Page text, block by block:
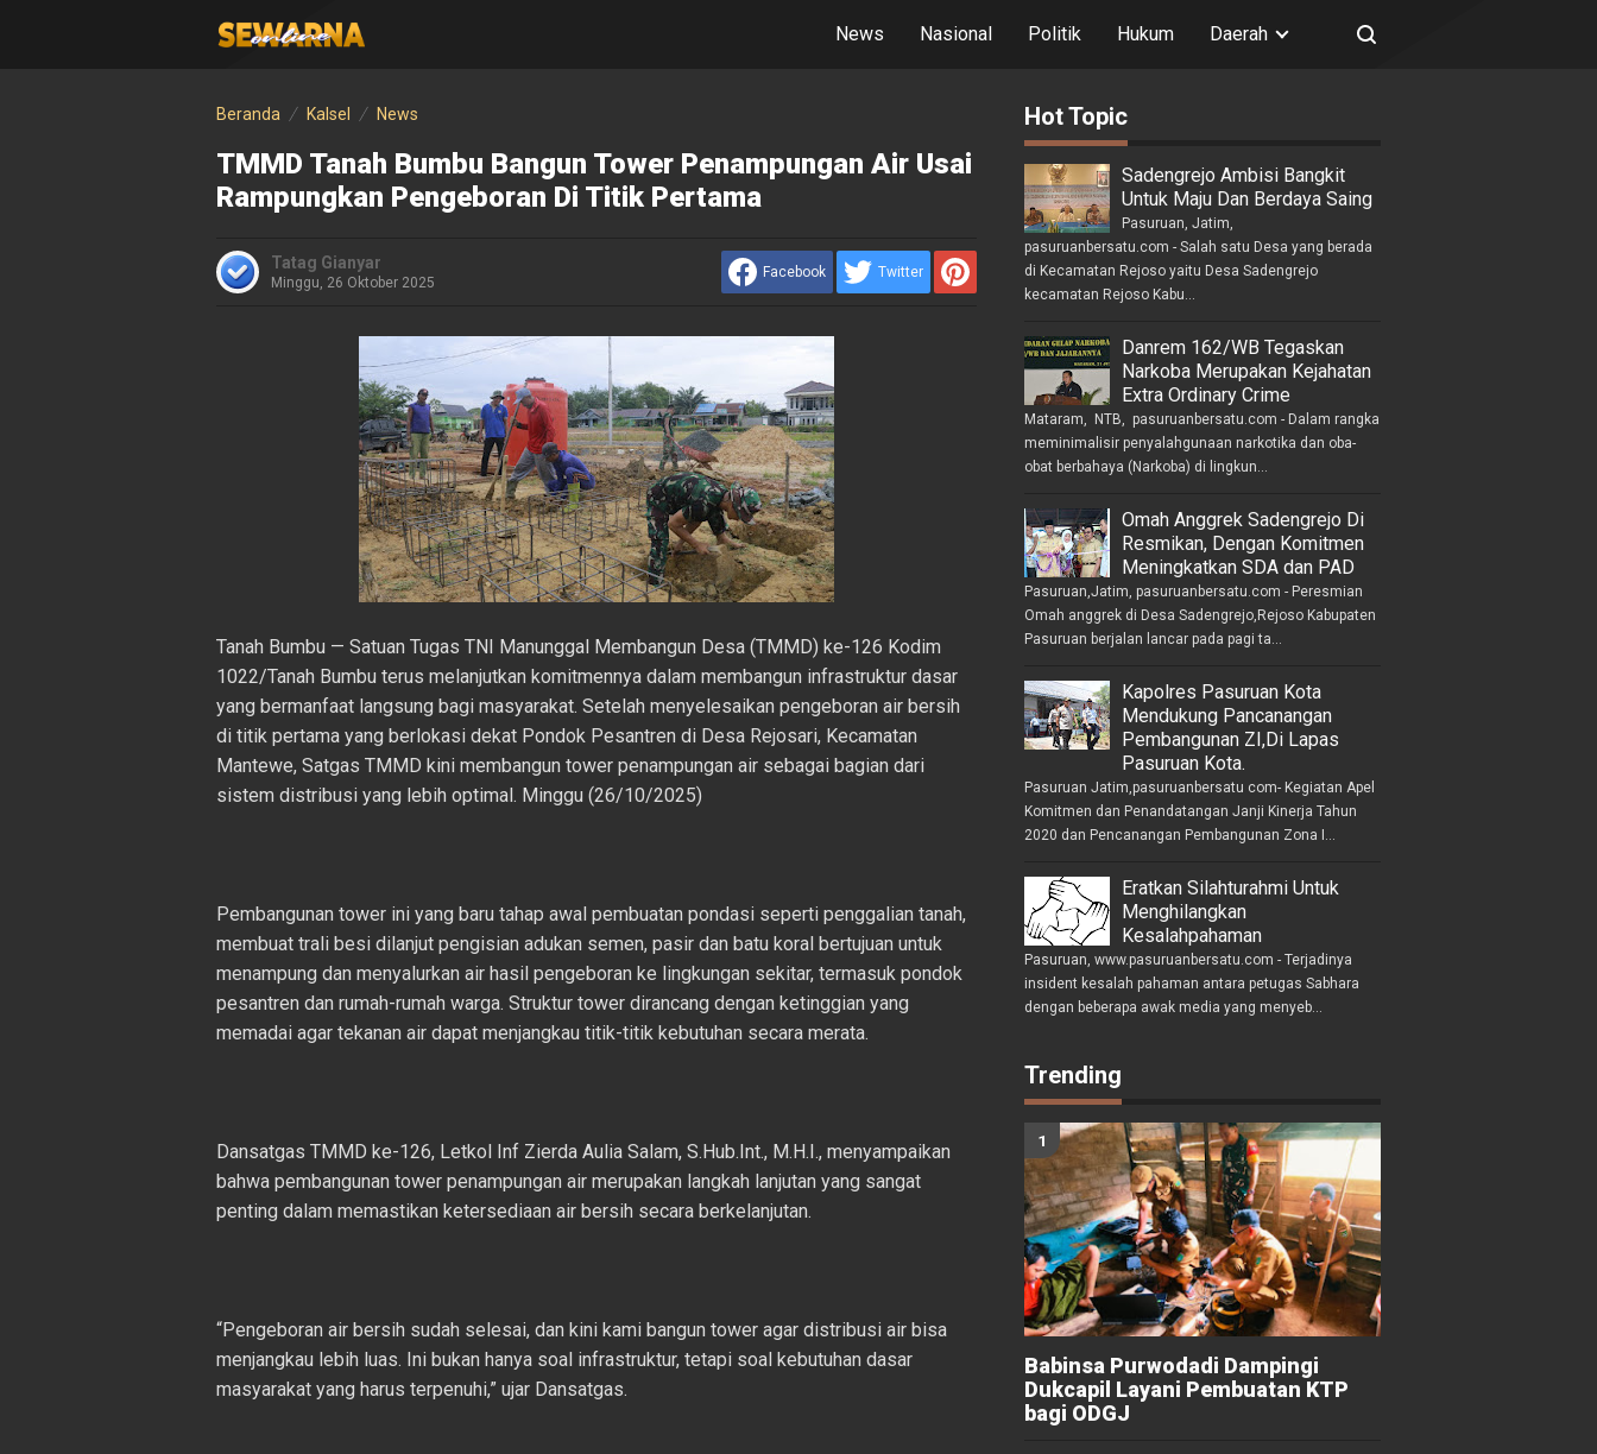
News Nasional Politik Hukum Daerah
Beranda Kalsel News
TMMD Tanah Bumbu Bangun Tower Penampungan Air Usai
Rampungkan Pengeboran Di Titik Pertama
Tatag Gianyar
Minggu, 26 Oktober 2025
Facebook Twitter
Tanah Bumbu — Satuan Tugas TNI Manunggal Membangun Desa (TMMD) ke-126 Kodim
1022/Tanah Bumbu terus melanjutkan komitmennya dalam membangun infrastruktur dasar
yang bermanfaat langsung bagi masyarakat. Setelah menyelesaikan pengeboran air bersih
di titik pertama yang berlokasi dekat Pondok Pesantren di Desa Rejosari, Kecamatan
Mantewe, Satgas TMMD kini membangun tower penampungan air sebagai bagian dari
sistem distribusi yang lebih optimal. Minggu (26/10/2025)
Pembangunan tower ini yang baru tahap awal pembuatan pondasi seperti penggalian tanah,
membuat trali besi dilanjut pengisian adukan semen, pasir dan batu koral bertujuan untuk
menampung dan menyalurkan air hasil pengeboran ke lingkungan sekitar, termasuk pondok
pesantren dan rumah-rumah warga. Struktur tower dirancang dengan ketinggian yang
memadai agar tekanan air dapat menjangkau titik-titik kebutuhan secara merata.
Dansatgas TMMD ke-126, Letkol Inf Zierda Aulia Salam, S.Hub.Int., M.H.I., menyampaikan
bahwa pembangunan tower penampungan air merupakan langkah lanjutan yang sangat
penting dalam memastikan ketersediaan air bersih secara berkelanjutan.
“Pengeboran air bersih sudah selesai, dan kini kami bangun tower agar distribusi air bisa
menjangkau lebih luas. Ini bukan hanya soal infrastruktur, tetapi soal kebutuhan dasar
masyarakat yang harus terpenuhi,” ujar Dansatgas.
Hot Topic
Sadengrejo Ambisi Bangkit
Untuk Maju Dan Berdaya Saing
Pasuruan, Jatim,
pasuruanbersatu.com - Salah satu Desa yang berada
di Kecamatan Rejoso yaitu Desa Sadengrejo
kecamatan Rejoso Kabu...
Danrem 162/WB Tegaskan
Narkoba Merupakan Kejahatan
Extra Ordinary Crime
Mataram, NTB, pasuruanbersatu.com - Dalam rangka
meminimalisir penyalahgunaan narkotika dan oba-
obat berbahaya (Narkoba) di lingkun...
Omah Anggrek Sadengrejo Di
Resmikan, Dengan Komitmen
Meningkatkan SDA dan PAD
Pasuruan,Jatim, pasuruanbersatu.com - Peresmian
Omah anggrek di Desa Sadengrejo,Rejoso Kabupaten
Pasuruan berjalan lancar pada pagi ta...
Kapolres Pasuruan Kota
Mendukung Pancanangan
Pembangunan ZI,Di Lapas
Pasuruan Kota.
Pasuruan Jatim,pasuruanbersatu com- Kegiatan Apel
Komitmen dan Penandatangan Janji Kinerja Tahun
2020 dan Pencanangan Pembangunan Zona I...
Eratkan Silahturahmi Untuk
Menghilangkan
Kesalahpahaman
Pasuruan, www.pasuruanbersatu.com - Terjadinya
insident kesalah pahaman antara petugas Sabhara
dengan beberapa awak media yang menyeb...
Trending
Babinsa Purwodadi Dampingi
Dukcapil Layani Pembuatan KTP
bagi ODGJ